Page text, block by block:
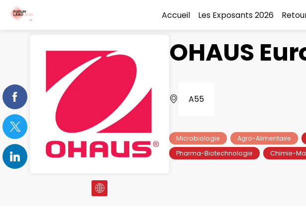
Accueil Les Exposants 2026
OHAUS
A55
Microbiologie Agro-Alimentaire
Pharma-Biotechnologie
Chimie-